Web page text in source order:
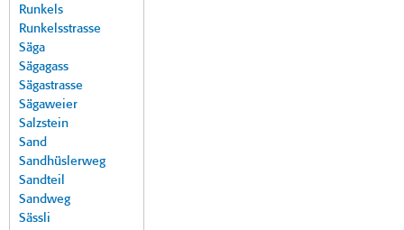
Runkels
Runkelsstrasse
Säga
Sägagass
Sägastrasse
Sägaweier
Salzstein
Sand
Sandhüslerweg
Sandteil
Sandweg
Sässli